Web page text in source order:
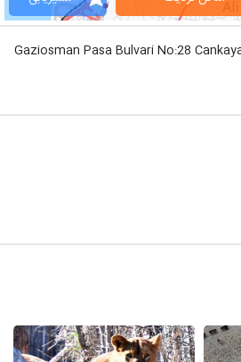
Gaziosman Pasa Bulvari No:28